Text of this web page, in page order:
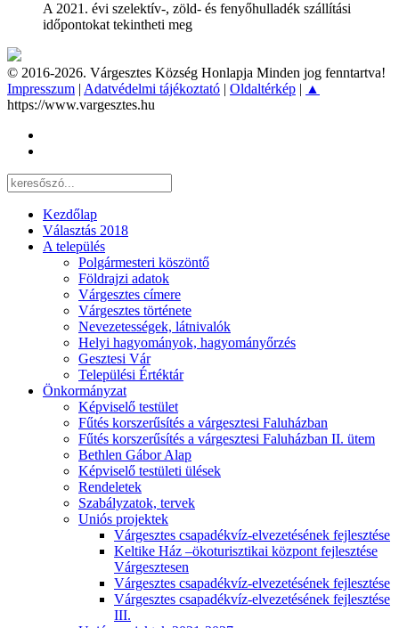
A 2021. évi szelektív-, zöld- és fenyőhulladék szállítási
időpontokat tekintheti meg
© 2016-2026. Várgesztes Község Honlapja Minden jog fenntartva!
Impresszum Adatvédelmi tájékoztató Oldaltérkép
▲
https://www.vargesztes.hu
Kezdőlap
Választás 2018
A település
Polgármesteri köszöntő
Földrajzi adatok
Várgesztes címere
Várgesztes története
Nevezetességek, látnivalók
Helyi hagyományok, hagyományőrzés
Gesztesi Vár
Települési Értéktár
Önkormányzat
Képviselő testület
Fűtés korszerűsítés a várgesztesi Faluházban
Fűtés korszerűsítés a várgesztesi Faluházban II. ütem
Bethlen Gábor Alap
Képviselő testületi ülések
Rendeletek
Szabályzatok, tervek
Uniós projektek
Várgesztes csapadékvíz-elvezetésének fejlesztése
Keltike Ház –ökoturisztikai központ fejlesztése
Várgesztesen
Várgesztes csapadékvíz-elvezetésének fejlesztése
Várgesztes csapadékvíz-elvezetésének fejlesztése
III.